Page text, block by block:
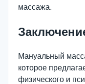
массажа.
Мануальный
которое
физического и